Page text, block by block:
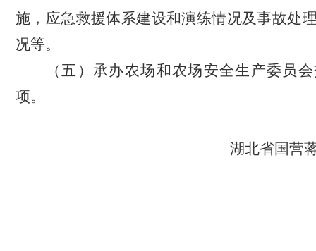
施，应急救援体系建设和演练情况及事故处
况等。
（五）承办农场和农场安全生产委员
项。
湖北省国营